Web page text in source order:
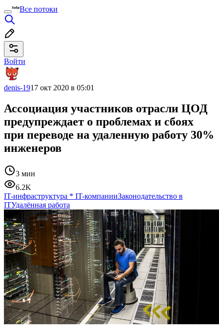
Все потоки
Войти
denis-1917 окт 2020 в 05:01
Ассоциация участников отрасли ЦОД
предупреждает о проблемах и сбоях
при переводе на удаленную работу 30%
инженеров
3 мин
6.2K
IT-инфраструктура * IT-компанииЗаконодательство в
ITУдалённая работа